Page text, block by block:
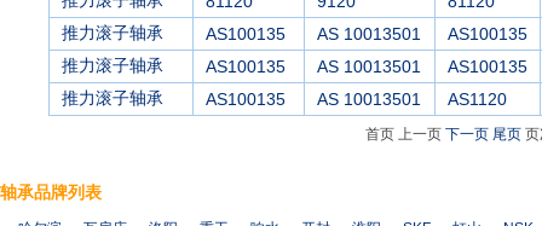
推力滚子轴承
AS100135 AS 10013501
AS100135
推力滚子轴承
AS100135 AS 10013501
AS100135
推力滚子轴承
AS100135 AS 10013501 AS1120
首页 上一页 下一页 尾页
轴承品牌列表